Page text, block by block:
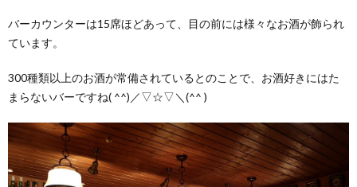
バーカウンターは15席ほどあって、目の前には様々なお酒が飾られ
ています。
300種類以上のお酒が常備されているとのことで、お酒好きにはた
まらないバーですね( ^^)／▽☆▽＼(^^ )